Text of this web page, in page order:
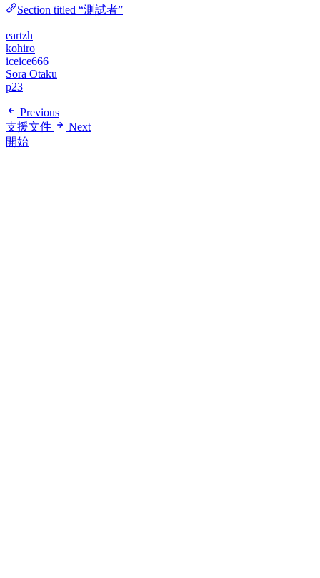
Section titled “測試者”
eartzh
kohiro
iceice666
Sora Otaku
p23
Previous
支援文件
Next
開始